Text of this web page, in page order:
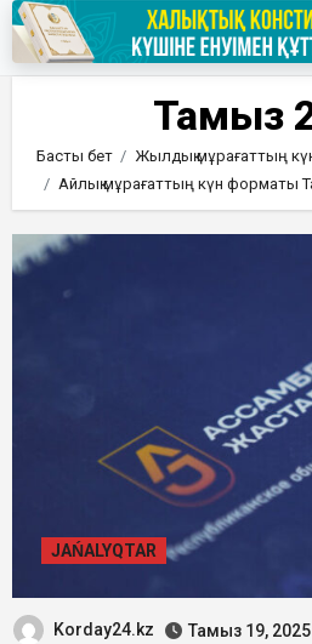
Тамыз
Басты бет
Жылдық мұрағаттың
Айлық мұрағаттың күн форматы
JAŃALYQTAR
Korday24.kz Тамыз 19, 2025